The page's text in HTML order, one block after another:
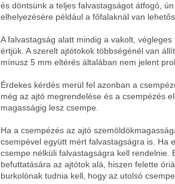
és döntsünk a teljes falvastagságot átfogó,
elhelyezésére például a főfalaknál van
A falvastagság alatt mindig a vakolt,
értjük. A szerelt ajtótokok többségénél van
mínusz 5 mm eltérés általában nem jelent
Érdekes kérdés merül fel azonban a
még az ajtó megrendelése és a csempézés
magasságig lesz csempe.
Ha a csempézés az ajtó
csempével együtt mért falvastagságra is. Ha
csempe nélküli falvastagságra kell rendelnie.
befuttatására az ajtótok alá, hiszen felette
burkolónak tudnia kell, hogy az utolsó